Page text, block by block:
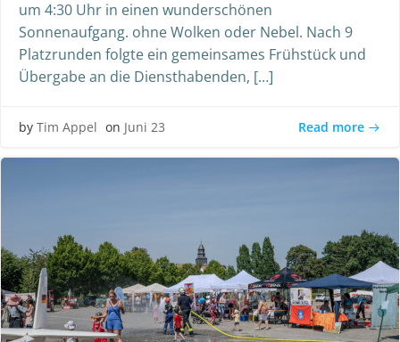
um 4:30 Uhr in einen wunderschönen
Sonnenaufgang. ohne Wolken oder Nebel. Nach 9
Platzrunden folgte ein gemeinsames Frühstück und
Übergabe an die Diensthabenden, […]
by Tim Appel on Juni 23 Read more